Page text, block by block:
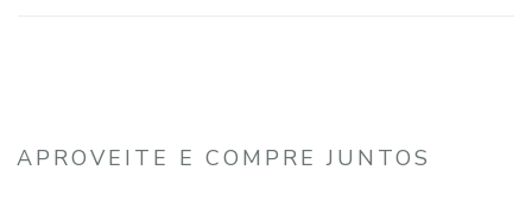
APROVEITE E COMPRE JUNTOS